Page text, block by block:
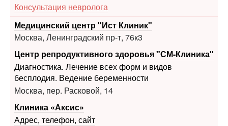
Консультация невролога
Медицинский центр "Ист Клиник"
Москва, Ленинградский пр-т, 76к3
Центр репродуктивного здоровья "СМ-Клиника"
Диагностика. Лечение всех форм и видов
бесплодия. Ведение беременности
Москва, пер. Расковой, 14
Клиника «Аксис»
Адрес, телефон, сайт